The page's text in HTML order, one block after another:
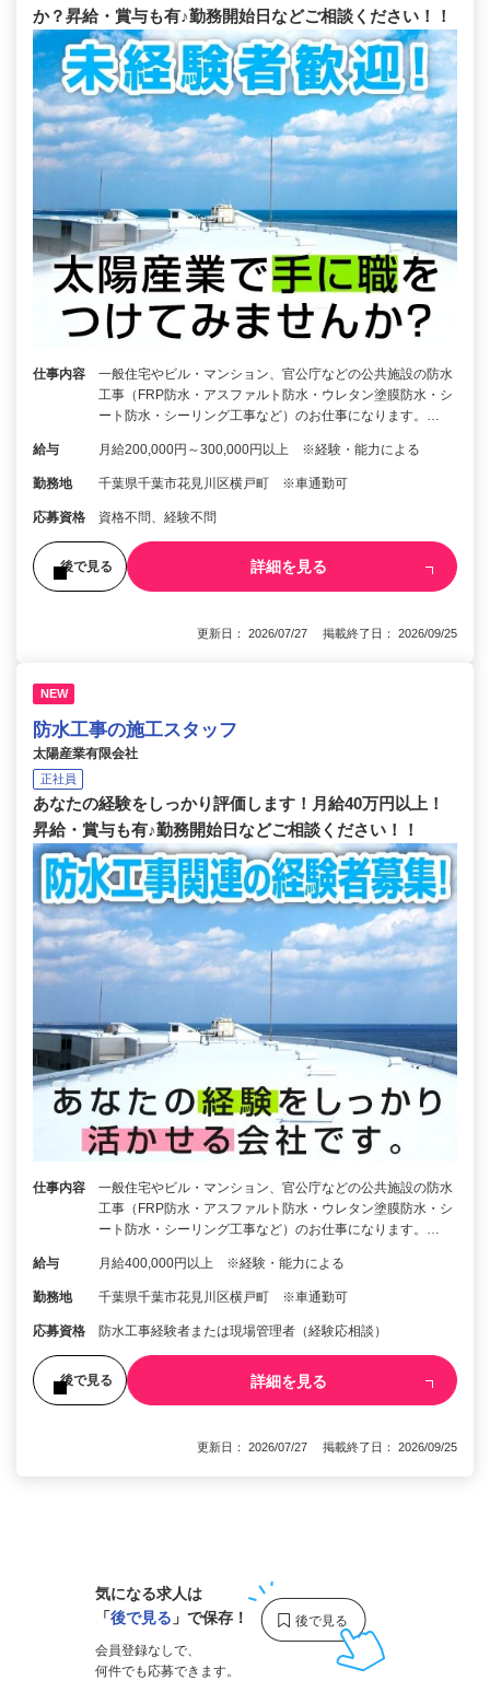
か？昇給・賞与も有♪勤務開始日などご相談ください！！
仕事内容
一般住宅やビル・マンション、官公庁などの公共施設の防水
工事（FRP防水・アスファルト防水・ウレタン塗膜防水・シ
ート防水・シーリング工事など）のお仕事になります。…
給与 月給200,000円～300,000円以上 ※経験・能力による
勤務地 千葉県千葉市花見川区横戸町 ※車通勤可
応募資格 資格不問、経験不問
後で見る 詳細を見る
更新日： 2026/07/27 掲載終了日： 2026/09/25
NEW
防水工事の施工スタッフ
太陽産業有限会社
正社員
あなたの経験をしっかり評価します！月給40万円以上！
昇給・賞与も有♪勤務開始日などご相談ください！！
仕事内容
一般住宅やビル・マンション、官公庁などの公共施設の防水
工事（FRP防水・アスファルト防水・ウレタン塗膜防水・シ
ート防水・シーリング工事など）のお仕事になります。…
給与 月給400,000円以上 ※経験・能力による
勤務地 千葉県千葉市花見川区横戸町 ※車通勤可
応募資格 防水工事経験者または現場管理者（経験応相談）
後で見る 詳細を見る
更新日： 2026/07/27 掲載終了日： 2026/09/25
気になる求人は
「後で見る 」で保存！
会員登録なしで、
何件でも応募できます。